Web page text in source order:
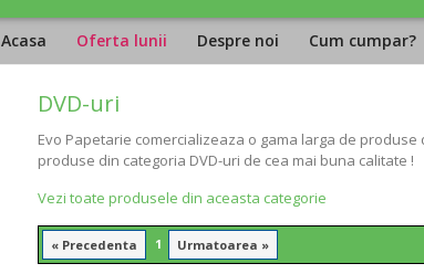
Acasa Oferta lunii Despre noi Cum cumpar?
DVD-uri
Evo Papetarie comercializeaza o gama larga de
produse din categoria DVD-uri de cea mai buna calitate !
Vezi toate produsele din aceasta categorie
« Precedenta 1 Urmatoarea »